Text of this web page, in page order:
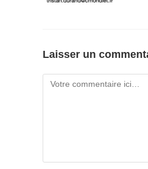
Laisser un
Comment